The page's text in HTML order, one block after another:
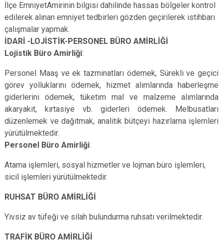
İlçe EmniyetAmirinin bilgisi dahilinde hassas bölgeler kontrol
edilerek alınan emniyet tedbirleri gözden geçirilerek istihbarı
çalışmalar yapmak.
İDARİ -LOJİSTİK-PERSONEL BÜRO AMİRLİĞİ
Lojistik Büro Amirliği:
Personel Maaş ve ek tazminatları ödemek, Sürekli ve geçici
görev yolluklarını ödemek, hizmet alımlarında haberleşme
giderlerini ödemek, tüketim mal ve malzeme alımlarında
akaryakıt, kırtasiye vb. giderleri ödemek. Melbusatları
düzenlemek ve dağıtmak, analitik bütçeyi hazırlama işlemleri
yürütülmektedir.
Personel Büro Amirliği:
Atama işlemleri, sosyal hizmetler ve lojman büro işlemleri,
sicil işlemleri yürütülmektedir.
RUHSAT BÜRO AMİRLİĞİ
Yivsiz av tüfeği ve silah bulundurma ruhsatı verilmektedir.
TRAFİK BÜRO AMİRLİĞİ